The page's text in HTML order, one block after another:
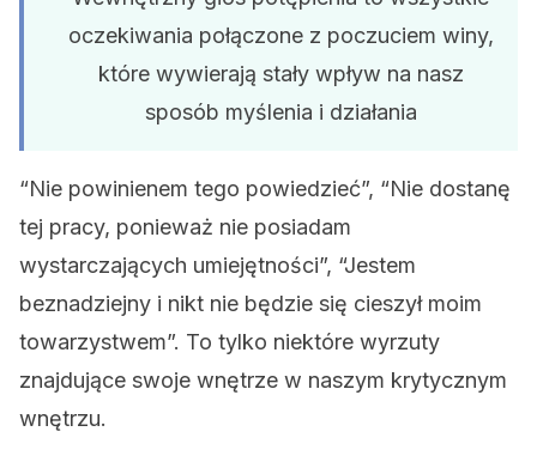
oczekiwania połączone z poczuciem winy,
które wywierają stały wpływ na nasz
sposób myślenia i działania
“Nie powinienem tego powiedzieć”, “Nie dostanę
tej pracy, ponieważ nie posiadam
wystarczających umiejętności”, “Jestem
beznadziejny i nikt nie będzie się cieszył moim
towarzystwem”. To tylko niektóre wyrzuty
znajdujące swoje wnętrze w naszym krytycznym
wnętrzu.